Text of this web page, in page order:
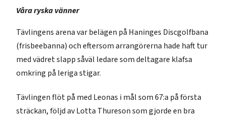
Våra ryska vänner
Tävlingens arena var belägen på Haninges Discgolfbana
(frisbeebanna) och eftersom arrangörerna hade haft tur
med vädret slapp såväl ledare som deltagare klafsa
omkring på leriga stigar.
Tävlingen flöt på med Leonas i mål som 67:a på första
sträckan, följd av Lotta Thureson som gjorde en bra